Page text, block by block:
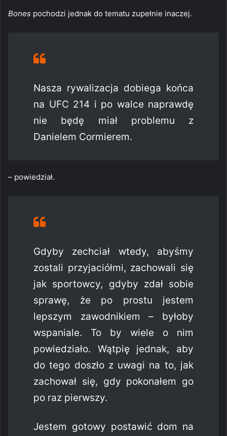
Bones pochodzi jednak do tematu zupełnie inaczej.
Nasza rywalizacja dobiega końca
na UFC 214 i po walce naprawdę
nie będę miał problemu z
Danielem Cormierem.
– powiedział.
Gdyby zechciał wtedy, abyśmy
zostali przyjaciółmi, zachowali się
jak sportowcy, gdyby zdał sobie
sprawę, że po prostu jestem
lepszym zawodnikiem – byłoby
wspaniale. To by wiele o nim
powiedziało. Wątpię jednak, aby
do tego doszło z uwagi na to, jak
zachował się, gdy pokonałem go
po raz pierwszy.
Jestem gotowy postawić dom na